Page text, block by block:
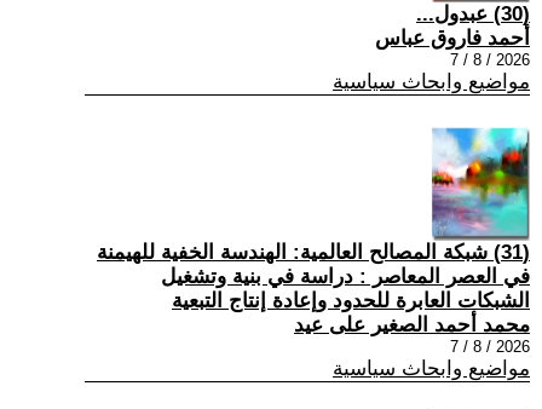
(30) عبدول...
أحمد فاروق عباس
2026 / 8 / 7
مواضيع وابحاث سياسية
(31) شبكة المصالح العالمية: الهندسة الخفية للهيمنة
في العصر المعاصر : دراسة في بنية وتشغيل
الشبكات العابرة للحدود وإعادة إنتاج التبعية
محمد أحمد الصغير على عيد
2026 / 8 / 7
مواضيع وابحاث سياسية